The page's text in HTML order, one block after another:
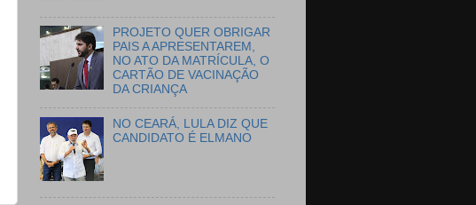
PROJETO QUER OBRIGAR
PAIS A APRESENTAREM,
NO ATO DA MATRÍCULA, O
CARTÃO DE VACINAÇÃO
DA CRIANÇA
NO CEARÁ, LULA DIZ QUE
CANDIDATO É ELMANO